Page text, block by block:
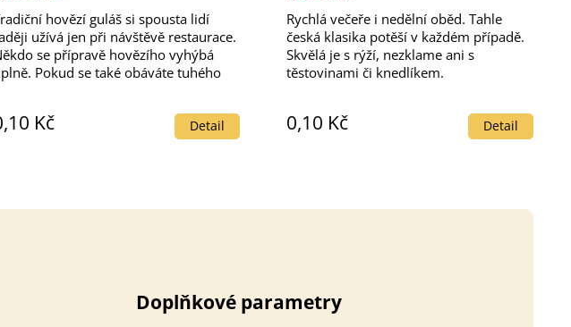
hodnocení
produktu
je
3,4
z
hvězdiček.
Kč Detail
hovězí guláš si spousta lidí
užívá jen při návštěvě restaurace.
se přípravě hovězího vyhýbá
Pokud se také obáváte tuhého
je tu...
0,10 Kč Detail
Rychlá večeře i nedělní oběd. Tahle
česká klasika potěší v každém případě.
Skvělá je s rýží, nezklame ani s
těstovinami či knedlíkem.
Doplňkové parametry